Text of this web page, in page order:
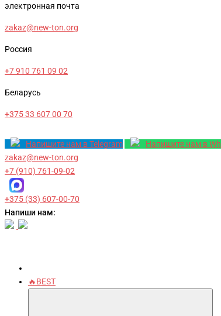
электронная почта
zakaz@new-ton.org
Россия
+7 910 761 09 02
Беларусь
+375 33 607 00 70
Напишите нам в Telegram Напишите нам в
zakaz@new-ton.org
+7 (910) 761-09-02
+375 (33) 607-00-70
Напиши нам:
🔥BEST